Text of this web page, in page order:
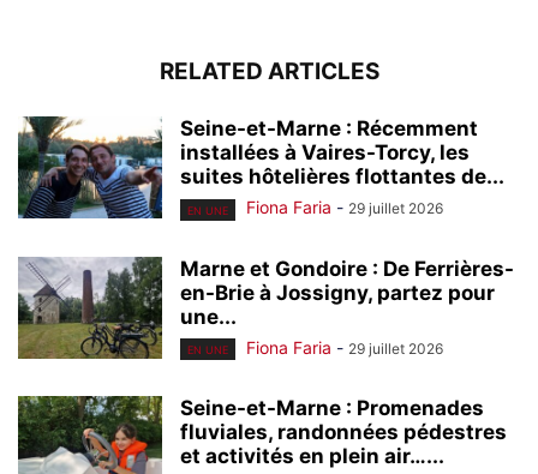
RELATED ARTICLES
Seine-et-Marne : Récemment
installées à Vaires-Torcy, les
suites hôtelières flottantes de...
EN UNE Fiona Faria - 29 juillet 2026
Marne et Gondoire : De Ferrières-
en-Brie à Jossigny, partez pour
une...
EN UNE Fiona Faria - 29 juillet 2026
Seine-et-Marne : Promenades
fluviales, randonnées pédestres
et activités en plein air…...